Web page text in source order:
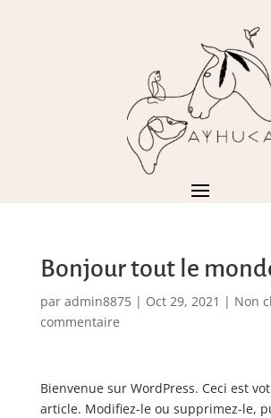
Bonjour tout le
par admin8875| Oct 29, 2021 | Non
commentaire
Bienvenue sur WordPress. Ceci est
article. Modifiez-le ou supprimez-le,